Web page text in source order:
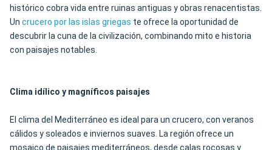
histórico cobra vida entre ruinas antiguas y obras renacentistas.
Un crucero por las islas griegas te ofrece la oportunidad de
descubrir la cuna de la civilización, combinando mito e historia
con paisajes notables.
Clima idílico y magníficos paisajes
El clima del Mediterráneo es ideal para un crucero, con veranos
cálidos y soleados e inviernos suaves. La región ofrece un
mosaico de paisajes mediterráneos, desde calas rocosas y